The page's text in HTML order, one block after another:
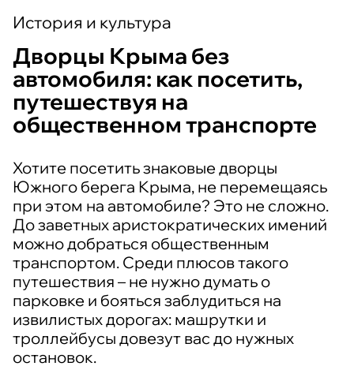
История и культура
Дворцы Крыма без
автомобиля: как посетить,
путешествуя на
общественном транспорте
Хотите посетить знаковые дворцы
Южного берега Крыма, не перемещаясь
при этом на автомобиле? Это не сложно.
До заветных аристократических имений
можно добраться общественным
транспортом. Среди плюсов такого
путешествия – не нужно думать о
парковке и бояться заблудиться на
извилистых дорогах: машрутки и
троллейбусы довезут вас до нужных
остановок.